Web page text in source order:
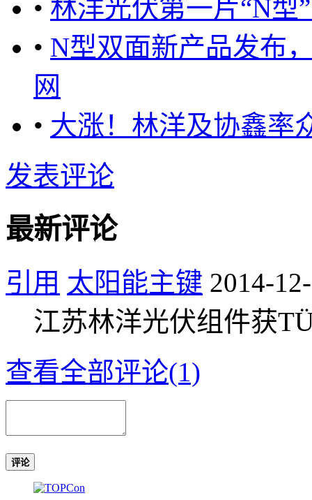
• 林洋光伏第一片“N型
• N型双面新产品发布
网
• 大涨！林洋及协鑫率
发表评论
最新评论
引用 太阳能主键 2014-
江苏林洋光伏组件获
查看全部评论(1)
评论